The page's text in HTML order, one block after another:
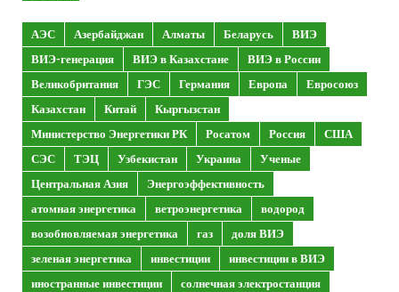
АЭС Азербайджан Алматы Беларусь
ВИЭ
ВИЭ-генерация
ВИЭ в Казахстане
ВИЭ в России
Великобритания
ГЭС Германия Европа
Евросоюз
Казахстан
Китай
Кыргызстан
Министерство Энергетики РК
Росатом Россия
США
СЭС
ТЭЦ Узбекистан Украина
Ученые
Центральная Азия
Энергоэффективность
атомная энергетика
ветроэнергетика
водород
возобновляемая энергетика
газ
доля ВИЭ
зеленая энергетика
инвестиции
инвестиции в ВИЭ
иностранные инвестиции
солнечная электростанция